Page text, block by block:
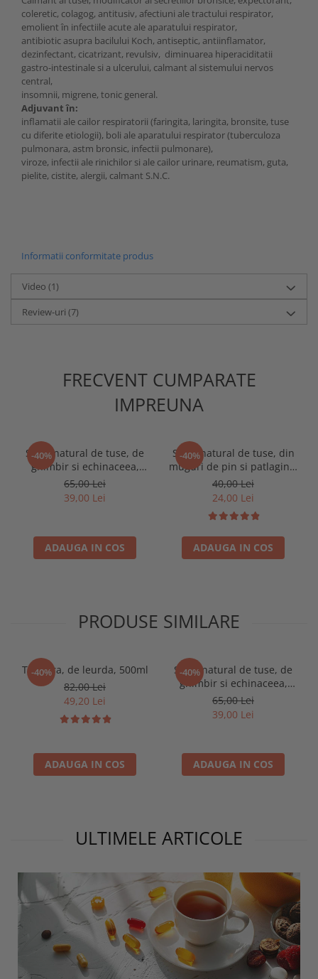
coleretic, colagog, antitusiv, afectiuni ale tractului respirator,
emolient în infectiile acute ale aparatului respirator,
antibiotic asupra bacilului Koch, antiseptic, antiinflamator,
dezinfectant, cicatrizant, revulsiv, diminuarea hiperaciditatii
gastro-intestinale si a ulcerului, calmant al sistemului nervos
central,
insomnii, migrene, tonic general.
Adjuvant în:
inflamatii ale cailor respiratorii (faringita, laringita, bronsite, tuse
cu diferite etiologii), boli ale aparatului respirator (tuberculoza
pulmonara, astm bronsic, infectii pulmonare),
viroze, infectii ale rinichilor si ale cailor urinare, reumatism, guta,
pielite, cistite, alergii, calmant S.N.C.
Informatii conformitate produs
Video (1)
Review-uri (7)
FRECVENT CUMPARATE
IMPREUNA
-40%
Sirop natural de tuse, de
ghimbir si echinaceea,
500ml
65,00 Lei
39,00 Lei
ADAUGA IN COS
-40%
Sirop natural de tuse, din
muguri de pin si patlagina,
200ml
40,00 Lei
24,00 Lei
ADAUGA IN COS
PRODUSE SIMILARE
-40%
Tinctura, de leurda, 500ml
82,00 Lei
49,20 Lei
ADAUGA IN COS
-40%
Sirop natural de tuse, de
ghimbir si echinaceea,
500ml
65,00 Lei
39,00 Lei
ADAUGA IN COS
ULTIMELE ARTICOLE